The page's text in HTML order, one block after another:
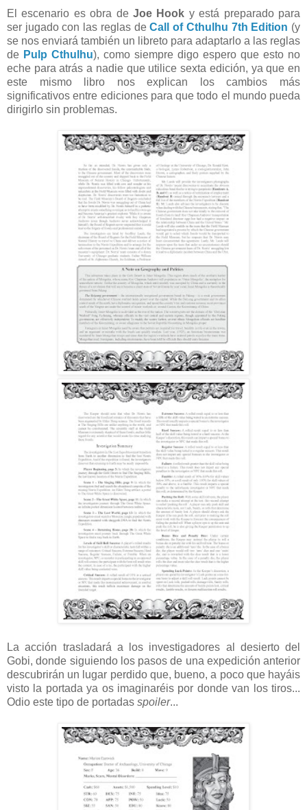
El escenario es obra de Joe Hook y está preparado para
ser jugado con las reglas deCall of Cthulhu 7th Edition (y
se nos enviará también un libreto para adaptarlo a las reglas
de Pulp Cthulhu), como siempre digo espero que esto no
eche para atrás a nadie que utilice sexta edición, ya que en
este mismo libro nos explican los cambios más
significativos entre ediciones para que todo el mundo pueda
dirigirlo sin problemas.
La acción trasladará a los investigadores al desierto del
Gobi, donde siguiendo los pasos de una expedición anterior
descubrirán un lugar perdido que, bueno, a poco que hayáis
visto la portada ya os imaginaréis por donde van los tiros...
Odio este tipo de portadas spoiler...